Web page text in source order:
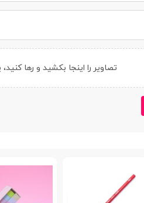
تصاویر را اینجا بکشید و رها کنید،